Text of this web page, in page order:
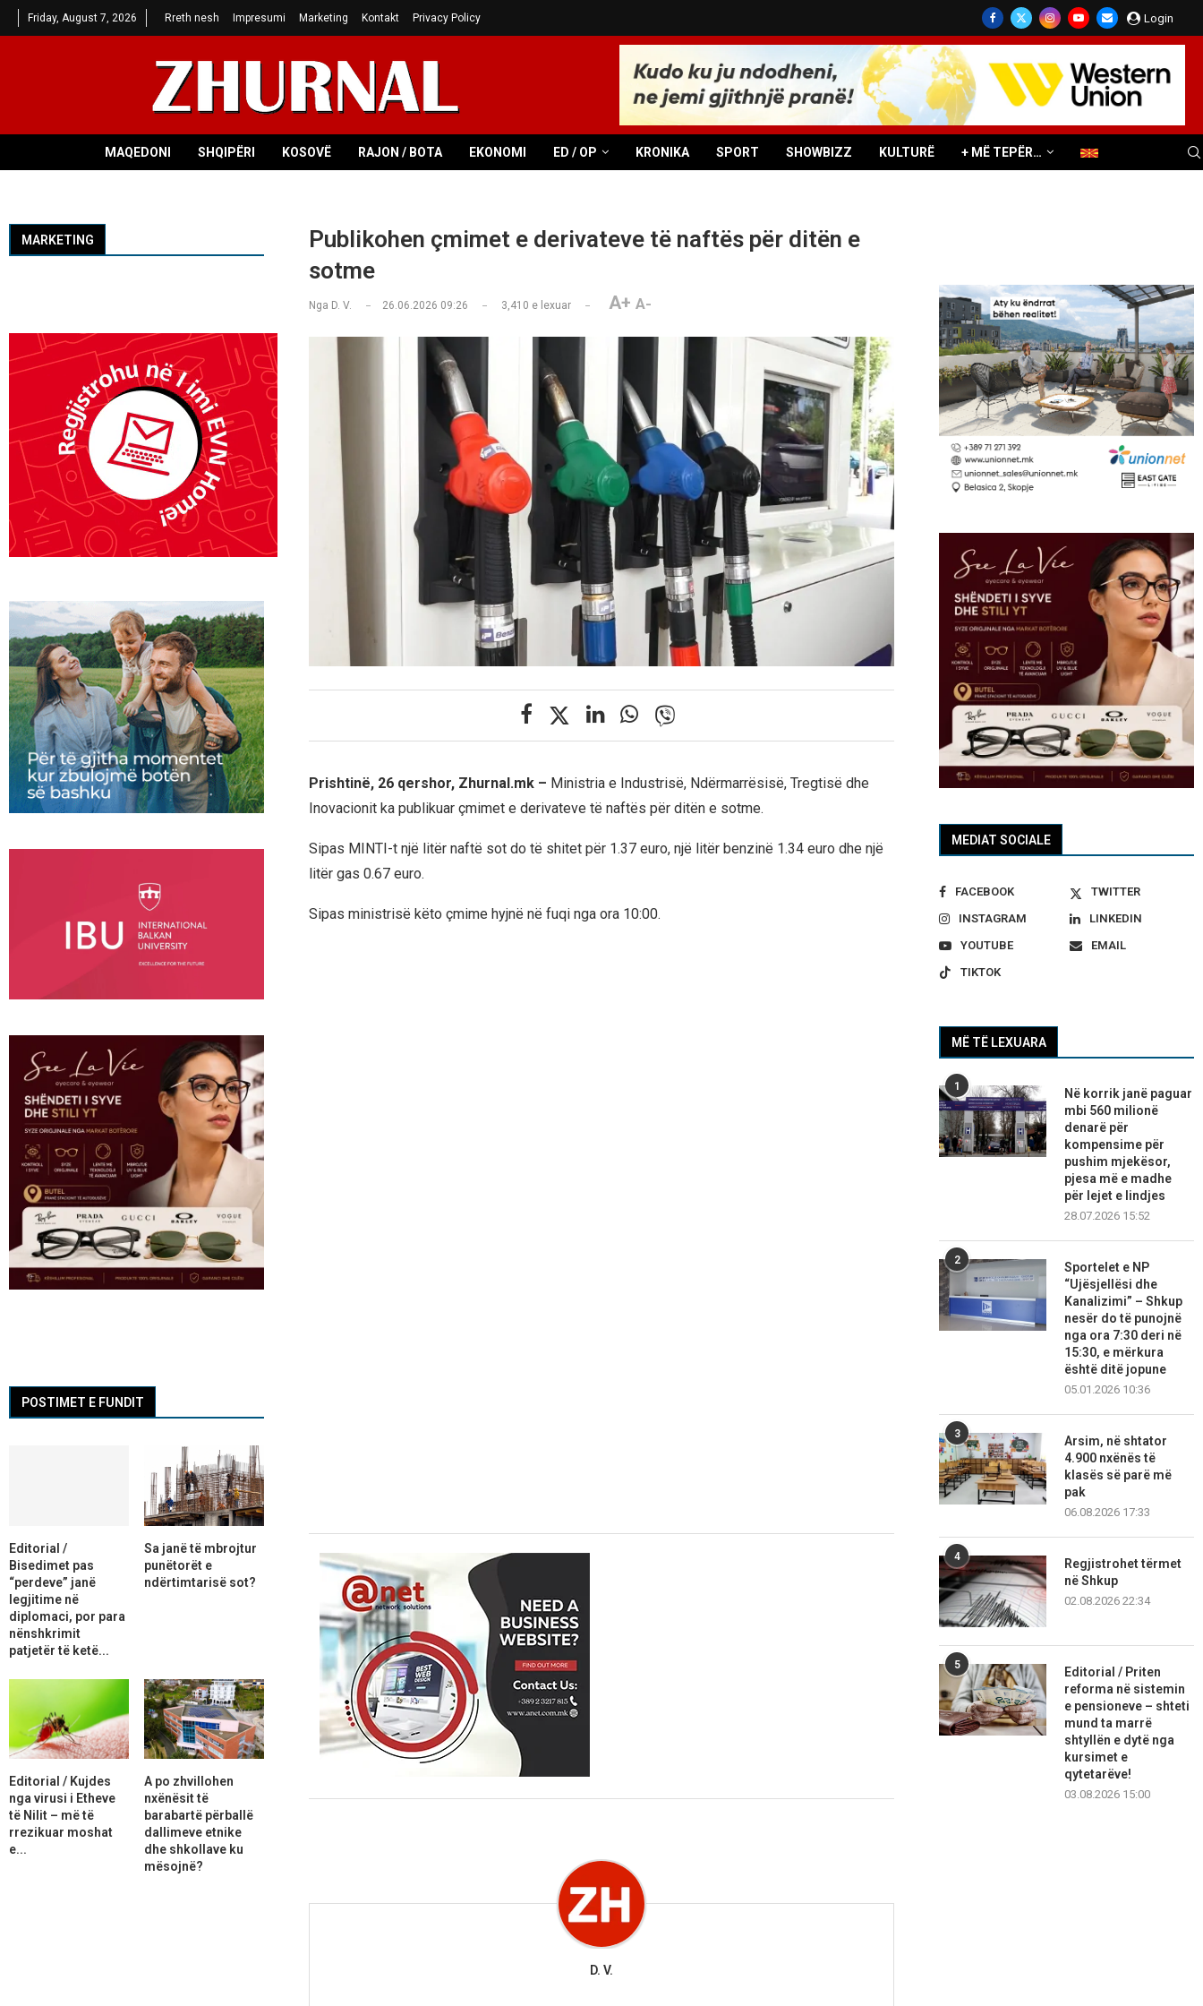
Friday, August 7, 2026 Rreth nesh Impresumi Marketing Kontakt Privacy Policy Login
MAQEDONI SHQIPËRI KOSOVË RAJON / BOTA EKONOMI ED / OP KRONIKA SPORT SHOWBIZZ KULTURË + MË TEPËR…
Publikohen çmimet e derivateve të naftës për ditën e
sotme
Nga D. V. 26.06.2026 09:26 3,410 e lexuar A+ A-
Prishtinë, 26 qershor, Zhurnal.mk – Ministria e Industrisë, Ndërmarrësisë, Tregtisë dhe
Inovacionit ka publikuar çmimet e derivateve të naftës për ditën e sotme.
Sipas MINTI-t një litër naftë sot do të shitet për 1.37 euro, një litër benzinë 1.34 euro dhe një
litër gas 0.67 euro.
Sipas ministrisë këto çmime hyjnë në fuqi nga ora 10:00.
D. V.
MEDIAT SOCIALE
FACEBOOK
TWITTER
INSTAGRAM
LINKEDIN
YOUTUBE
EMAIL
TIKTOK
MË TË LEXUARA
1
Në korrik janë paguar
mbi 560 milionë
denarë për
kompensime për
pushim mjekësor,
pjesa më e madhe
për lejet e lindjes
28.07.2026 15:52
2
Sportelet e NP
“Ujësjellësi dhe
Kanalizimi” – Shkup
nesër do të punojnë
nga ora 7:30 deri në
15:30, e mërkura
është ditë jopune
05.01.2026 10:36
3
Arsim, në shtator
4.900 nxënës të
klasës së parë më
pak
06.08.2026 17:33
4
Regjistrohet tërmet
në Shkup
02.08.2026 22:34
5
Editorial / Priten
reforma në sistemin
e pensioneve – shteti
mund ta marrë
shtyllën e dytë nga
kursimet e
qytetarëve!
03.08.2026 15:00
MARKETING
POSTIMET E FUNDIT
Editorial /
Bisedimet pas
“perdeve” janë
legjitime në
diplomaci, por para
nënshkrimit
patjetër të ketë...
Sa janë të mbrojtur
punëtorët e
ndërtimtarisë sot?
Editorial / Kujdes
nga virusi i Etheve
të Nilit – më të
rrezikuar moshat
e...
A po zhvillohen
nxënësit të
barabartë përballë
dallimeve etnike
dhe shkollave ku
mësojnë?